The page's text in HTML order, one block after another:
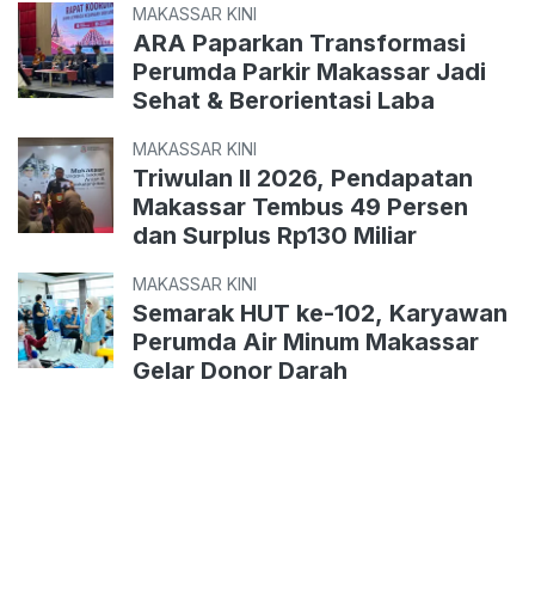
MAKASSAR KINI
ARA Paparkan Transformasi
Perumda Parkir Makassar Jadi
Sehat & Berorientasi Laba
MAKASSAR KINI
Triwulan II 2026, Pendapatan
Makassar Tembus 49 Persen
dan Surplus Rp130 Miliar
MAKASSAR KINI
Semarak HUT ke-102, Karyawan
Perumda Air Minum Makassar
Gelar Donor Darah